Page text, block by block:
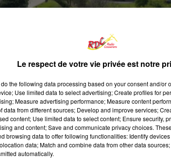
Le respect de votre vie privée est notre
do the following data processing based on your consent and/or
Use limited data to select advertising; Create profiles for
Measure advertising performance; Measure content
data from different sources; Develop and improve services;
content; Use limited data to select content; Ensure security,
and content; Save and communicate privacy choices.
browsing data to offer following functionalities: Identify
data; Match and combine data from other data
automatically.